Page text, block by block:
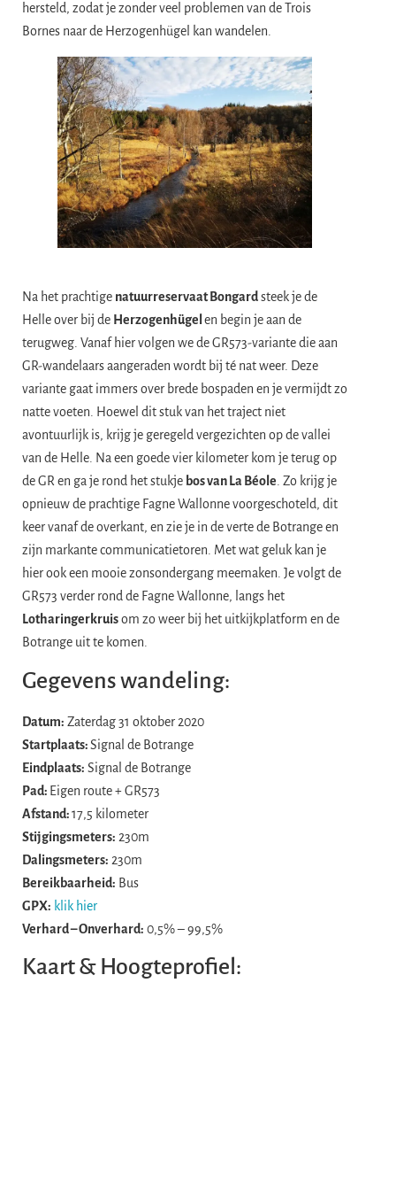
hersteld, zodat je zonder veel problemen van de Trois
Bornes naar de Herzogenhügel kan wandelen.
Na het prachtige natuurreservaat Bongardsteek je de
Helle over bij de Herzogenhügel en begin je aan de
terugweg. Vanaf hier volgen we de GR573-variante die aan
GR-wandelaars aangeraden wordt bij té nat weer. Deze
variante gaat immers over brede bospaden en je vermijdt zo
natte voeten. Hoewel dit stuk van het traject niet
avontuurlijk is, krijg je geregeld vergezichten op de vallei
van de Helle. Na een goede vier kilometer kom je terug op
de GR en ga je rond het stukje bos van La Béole. Zo krijg je
opnieuw de prachtige Fagne Wallonne voorgeschoteld, dit
keer vanaf de overkant, en zie je in de verte de Botrange en
zijn markante communicatietoren. Met wat geluk kan je
hier ook een mooie zonsondergang meemaken. Je volgt de
GR573 verder rond de Fagne Wallonne, langs het
Lotharingerkruisom zo weer bij het uitkijkplatform en de
Botrange uit te komen.
Gegevens wandeling:
Datum: Zaterdag 31 oktober 2020
Startplaats:Signal de Botrange
Eindplaats: Signal de Botrange
Pad: Eigen route + GR573
Afstand:17,5 kilometer
Stijgingsmeters: 230m
Dalingsmeters: 230m
Bereikbaarheid: Bus
GPX: klik hier
Verhard – Onverhard: 0,5% – 99,5%
Kaart & Hoogteprofiel: